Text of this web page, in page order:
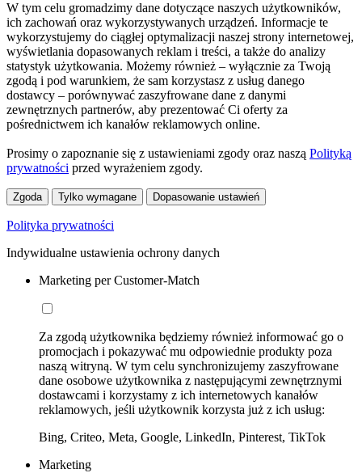
W tym celu gromadzimy dane dotyczące naszych użytkowników,
ich zachowań oraz wykorzystywanych urządzeń. Informacje te
wykorzystujemy do ciągłej optymalizacji naszej strony internetowej,
wyświetlania dopasowanych reklam i treści, a także do analizy
statystyk użytkowania. Możemy również – wyłącznie za Twoją
zgodą i pod warunkiem, że sam korzystasz z usług danego
dostawcy – porównywać zaszyfrowane dane z danymi
zewnętrznych partnerów, aby prezentować Ci oferty za
pośrednictwem ich kanałów reklamowych online.
Prosimy o zapoznanie się z ustawieniami zgody oraz naszą Polityką
prywatności przed wyrażeniem zgody.
Zgoda Tylko wymagane Dopasowanie ustawień
Polityka prywatności
Indywidualne ustawienia ochrony danych
Marketing per Customer-Match
Za zgodą użytkownika będziemy również informować go o
promocjach i pokazywać mu odpowiednie produkty poza
naszą witryną. W tym celu synchronizujemy zaszyfrowane
dane osobowe użytkownika z następującymi zewnętrznymi
dostawcami i korzystamy z ich internetowych kanałów
reklamowych, jeśli użytkownik korzysta już z ich usług:
Bing, Criteo, Meta, Google, LinkedIn, Pinterest, TikTok
Marketing